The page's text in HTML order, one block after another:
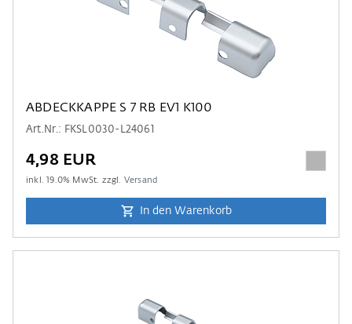
ABDECKKAPPE S 7 RB EV1 K100
Art.Nr.: FKSL0030-L24061
4,98 EUR
inkl.19.0% MwSt. zzgl. Versand
In den Warenkorb